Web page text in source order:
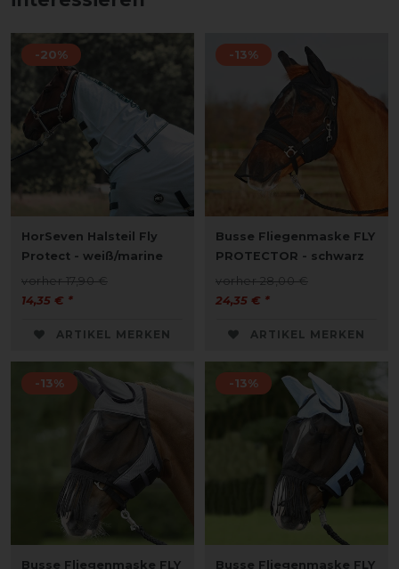
-20%
HorSeven Halsteil Fly
Protect - weiß/marine
vorher 17,90 €
14,35 € *
ARTIKEL MERKEN
-13%
Busse Fliegenmaske FLY
PROTECTOR - schwarz
vorher 28,00 €
24,35 € *
ARTIKEL MERKEN
-13%
Busse Fliegenmaske FLY
-13%
Busse Fliegenmaske FLY